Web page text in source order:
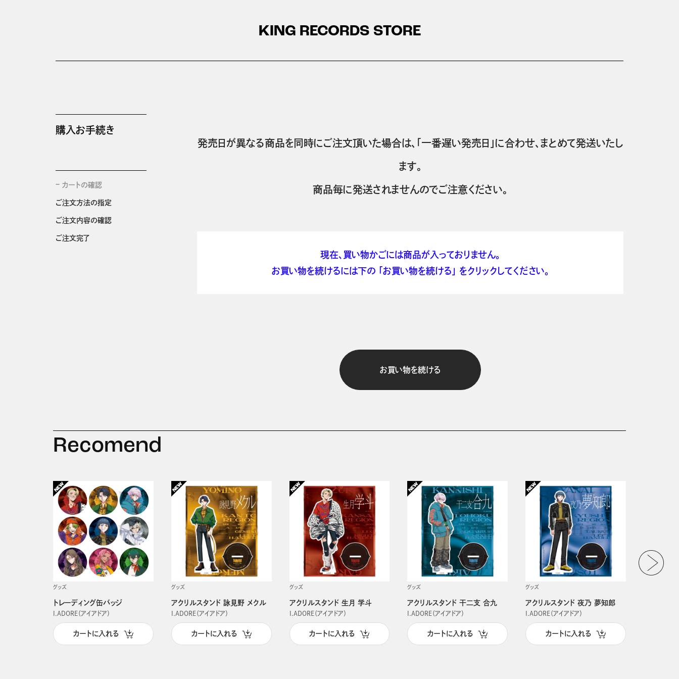
KING RECORDS STORE
購入お手続き
カートの確認
ご注文方法の指定
ご注文内容の確認
ご注文完了
発売日が異なる商品を同時にご注文頂いた場合は、「一番遅い発売日」に合わせ、まとめて発送いたし
ます。
商品毎に発送されませんのでご注意ください。
現在、買い物かごには商品が入っておりません。
お買い物を続けるには下の 「お買い物を続ける」 をクリックしてください。
お買い物を続ける
Recomend
グッズ
トレーディング缶バッジ
I.ADORE（アイアドア）
カートに入れる
グッズ
アクリルスタンド 詠見野 メクル
I.ADORE（アイアドア）
カートに入れる
グッズ
アクリルスタンド 生月 学斗
I.ADORE（アイアドア）
カートに入れる
グッズ
アクリルスタンド 干二支 合九
I.ADORE（アイアドア）
カートに入れる
グッズ
アクリルスタンド 夜乃 夢知郎
I.ADORE（アイアドア）
カートに入れる